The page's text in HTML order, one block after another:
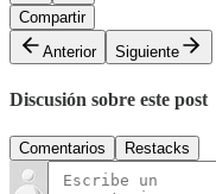
Compartir
Anterior
Siguiente
Discusión sobre este post
Comentarios Restacks